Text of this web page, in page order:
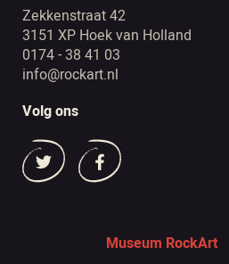
Zekkenstraat 42
3151 XP Hoek van Holland
0174 - 38 41 03
info@rockart.nl
Volg ons
Museum RockArt